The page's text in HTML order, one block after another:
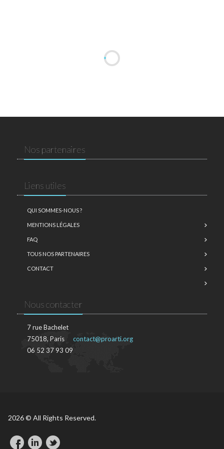
Nos partenaires
Liens utiles
QUI SOMMES-NOUS ?
MENTIONS LÉGALES
FAQ
TOUS NOS PARTENAIRES
CONTACT
Nous contacter
7 rue Bachelet
75018, Paris
06 52 37 93 09
contact@proarti.org
2026 © All Rights Reserved.